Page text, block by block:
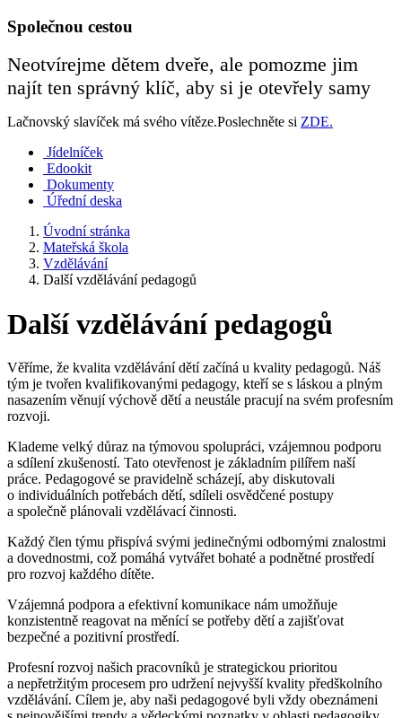
Společnou cestou
Neotvírejme dětem dveře, ale pomozme jim
najít ten správný klíč, aby si je otevřely samy
Lačnovský slavíček má svého vítěze.Poslechněte si ZDE.
Jídelníček
Edookit
Dokumenty
Úřední deska
Úvodní stránka
Mateřská škola
Vzdělávání
Další vzdělávání pedagogů
Další vzdělávání pedagogů
Věříme, že kvalita vzdělávání dětí začíná u kvality pedagogů. Náš
tým je tvořen kvalifikovanými pedagogy, kteří se s láskou a plným
nasazením věnují výchově dětí a neustále pracují na svém profesním
rozvoji.
Klademe velký důraz na týmovou spolupráci, vzájemnou podporu
a sdílení zkušeností. Tato otevřenost je základním pilířem naší
práce. Pedagogové se pravidelně scházejí, aby diskutovali
o individuálních potřebách dětí, sdíleli osvědčené postupy
a společně plánovali vzdělávací činnosti.
Každý člen týmu přispívá svými jedinečnými odbornými znalostmi
a dovednostmi, což pomáhá vytvářet bohaté a podnětné prostředí
pro rozvoj každého dítěte.
Vzájemná podpora a efektivní komunikace nám umožňuje
konzistentně reagovat na měnící se potřeby dětí a zajišťovat
bezpečné a pozitivní prostředí.
Profesní rozvoj našich pracovníků je strategickou prioritou
a nepřetržitým procesem pro udržení nejvyšší kvality předškolního
vzdělávání. Cílem je, aby naši pedagogové byli vždy obeznámeni